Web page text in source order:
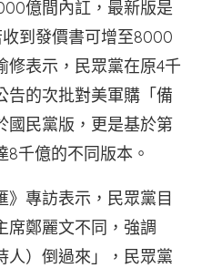
億間內訌，最新版是
到發價書可增至8000
修表示，民眾黨在原4千
告的次批對美軍購「備
國民黨版，更是基於第
千億的不同版本。
》專訪表示，民眾黨目
席鄭麗文不同，強調
人）倒過來」，民眾黨